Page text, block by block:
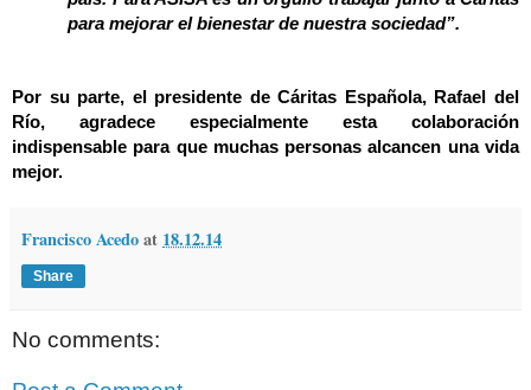
para mejorar el bienestar de nuestra sociedad”.
Por su parte, el presidente de Cáritas Española, Rafael del
Río, agradece especialmente esta colaboración
indispensable para que muchas personas alcancen una vida
mejor.
Francisco Acedoat 18.12.14
Share
No comments: